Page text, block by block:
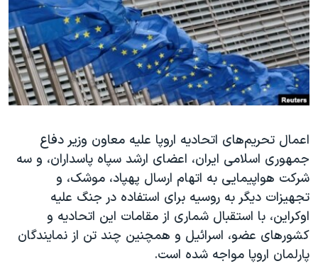
فرهنگ و زندگی
حقوق شهروندی
اقتصادی
علم و فناوری
گالری عکس
آرشیو پخش زنده
مستندها
انتخابات ریاست جمهوری آمریکا ۲۰۲۴
حمله جمهوری اسلامی به اسرائیل
رمز مهسا
اعتراضات زن، زندگی، آزادی
مجموعه مستندهای دادخواهی
تریبونال مردمی آبان ۹۸
دادگاه حمید نوری
چهل سال گروگان‌گیری
دنبال کنید
زبانهای مختلف
اعمال تحریم‌های اتحادیه اروپا علیه معاون وزیر دفاع
جمهوری اسلامی ایران، اعضای ارشد سپاه پاسداران، و سه
شرکت هواپیمایی به اتهام ارسال پهپاد، موشک، و
تجهیزات دیگر به روسیه برای استفاده در جنگ علیه
اوکراین، با استقبال شماری از مقامات این اتحادیه و
کشورهای عضو، اسرائیل و همچنین چند تن از نمایندگان
پارلمان اروپا مواجه شده است.